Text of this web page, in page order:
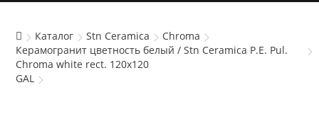
Каталог Stn Ceramica
Chroma
Керамогранит цветность белый / Stn Ceramica P.E. Pul.
Chroma white rect. 120x120
GAL